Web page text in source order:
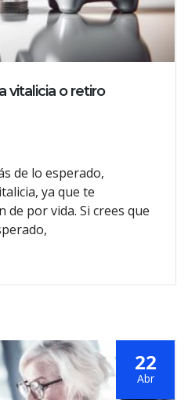
vitalicia o retiro
de lo esperado,
ya que te
por vida. Si crees que
22
Abr